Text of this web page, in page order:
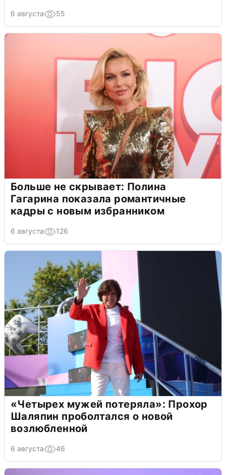
6 августа 55
Больше не скрывает: Полина
Гагарина показала романтичные
кадры с новым избранником
6 августа 126
«Четырех мужей потеряла»: Прохор
Шаляпин проболтался о новой
возлюбленной
6 августа 46